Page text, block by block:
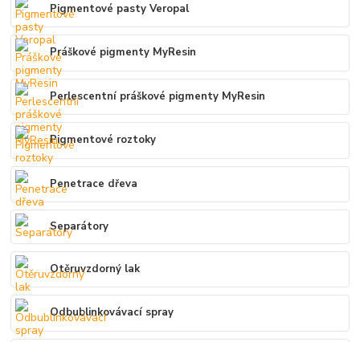
Pigmentové pasty Veropal
Práškové pigmenty MyResin
Perlescentní práškové pigmenty MyResin
Pigmentové roztoky
Penetrace dřeva
Separátory
Otěruvzdorný lak
Odbublinkovávací spray